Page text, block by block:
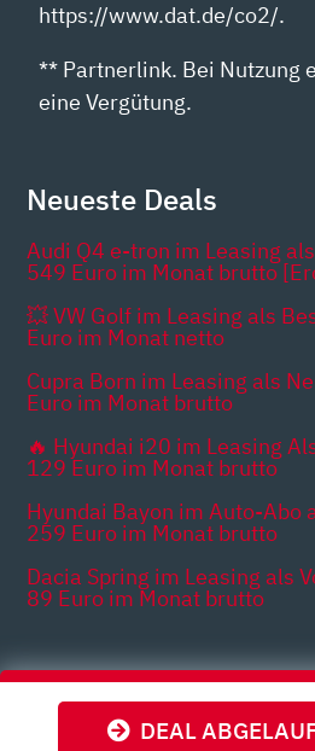
DEAL
https://www.dat.de/co2/.
** Partnerlink. Bei Nutzung
eine Vergütung.
Neueste Deals
Audi Q4 e-tron im Leasing
549 Euro im Monat brutto
💥 VW Golf im Leasing als
Euro im Monat netto
Cupra Born im Leasing als
Euro im Monat brutto
🔥 Hyundai i20 im Leasing
129 Euro im Monat brutto
Hyundai Bayon im Auto-Abo
259 Euro im Monat brutto
Dacia Spring im Leasing als
89 Euro im Monat brutto